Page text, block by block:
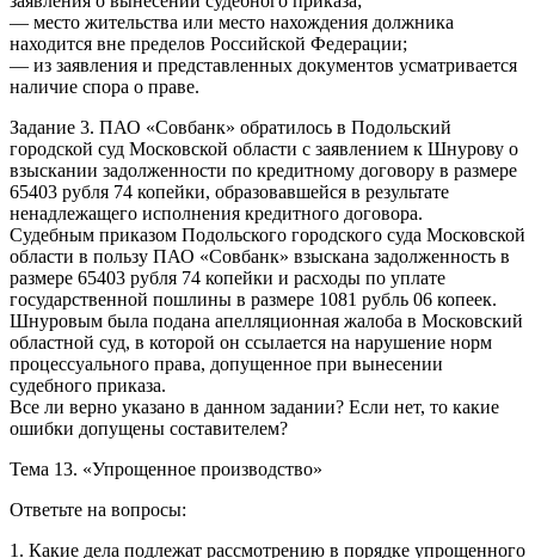
— место жительства или место нахождения должника
находится вне пределов Российской Федерации;
— из заявления и представленных документов усматривается
наличие спора о праве.
Задание 3. ПАО «Совбанк» обратилось в Подольский
городской суд Московской области с заявлением к Шнурову о
взыскании задолженности по кредитному договору в размере
65403 рубля 74 копейки, образовавшейся в результате
ненадлежащего исполнения кредитного договора.
Судебным приказом Подольского городского суда Московской
области в пользу ПАО «Совбанк» взыскана задолженность в
размере 65403 рубля 74 копейки и расходы по уплате
государственной пошлины в размере 1081 рубль 06 копеек.
Шнуровым была подана апелляционная жалоба в Московский
областной суд, в которой он ссылается на нарушение норм
процессуального права, допущенное при вынесении
судебного приказа.
Все ли верно указано в данном задании? Если нет, то какие
ошибки допущены составителем?
Тема 13. «Упрощенное производство»
Ответьте на вопросы:
1. Какие дела подлежат рассмотрению в порядке упрощенного